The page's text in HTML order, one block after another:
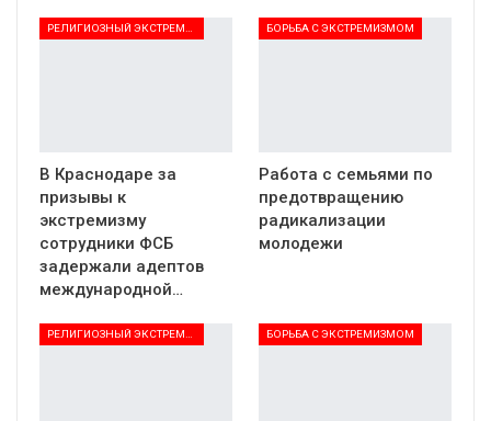
В Краснодаре за
призывы к
экстремизму
сотрудники ФСБ
задержали адептов
международной…
БОРЬБА С ЭКСТРЕМИЗМОМ
Работа с семьями по
предотвращению
радикализации
молодежи
РЕЛИГИОЗНЫЙ ЭКСТРЕМИЗМ БОРЬБА С ЭКСТРЕМИЗМОМ